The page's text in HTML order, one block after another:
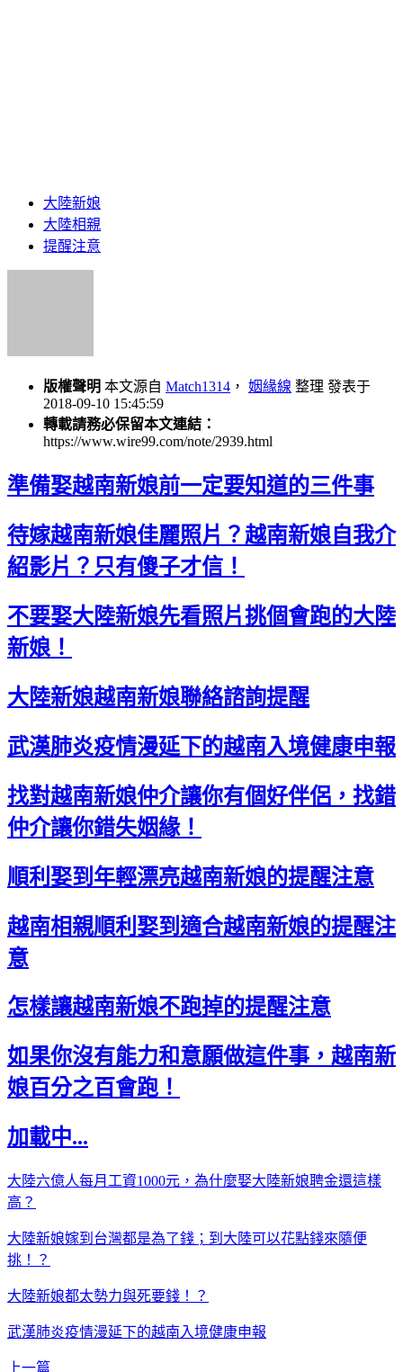
大陸新娘
大陸相親
提醒注意
版權聲明 本文源自 Match1314 ， 姻緣線 整理 發表于
2018-09-10 15:45:59
轉載請務必保留本文連結：
https://www.wire99.com/note/2939.html
準備娶越南新娘前一定要知道的三件事
待嫁越南新娘佳麗照片？越南新娘自我介
紹影片？只有傻子才信！
不要娶大陸新娘先看照片挑個會跑的大陸
新娘！
大陸新娘越南新娘聯絡諮詢提醒
武漢肺炎疫情漫延下的越南入境健康申報
找對越南新娘仲介讓你有個好伴侶，找錯
仲介讓你錯失姻緣！
順利娶到年輕漂亮越南新娘的提醒注意
越南相親順利娶到適合越南新娘的提醒注
意
怎樣讓越南新娘不跑掉的提醒注意
如果你沒有能力和意願做這件事，越南新
娘百分之百會跑！
加載中...
大陸六億人每月工資1000元，為什麼娶大陸新娘聘金還這樣
高？
大陸新娘嫁到台灣都是為了錢；到大陸可以花點錢來隨便
挑！？
大陸新娘都太勢力與死要錢！？
武漢肺炎疫情漫延下的越南入境健康申報
上一篇